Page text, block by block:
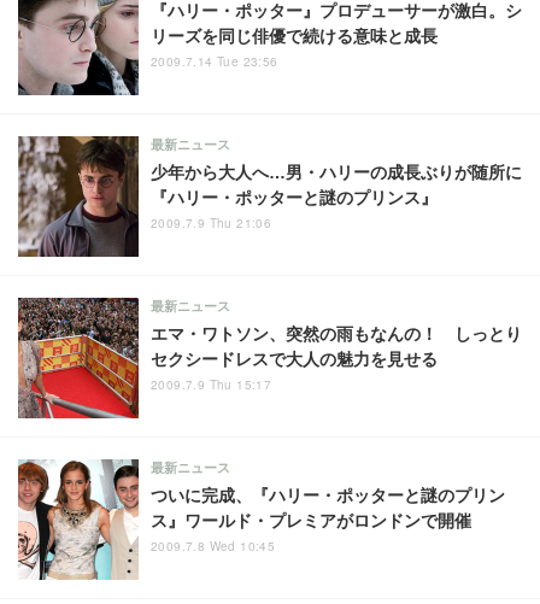
『ハリー・ポッター』プロデューサーが激白。シ
リーズを同じ俳優で続ける意味と成長
2009.7.14 Tue 23:56
少年から大人へ…男・ハリーの成長ぶりが随所に
『ハリー・ポッターと謎のプリンス』
最新ニュース
2009.7.9 Thu 21:06
エマ・ワトソン、突然の雨もなんの！ しっとり
セクシードレスで大人の魅力を見せる
最新ニュース
2009.7.9 Thu 15:17
ついに完成、『ハリー・ポッターと謎のプリン
ス』ワールド・プレミアがロンドンで開催
最新ニュース
2009.7.8 Wed 10:45